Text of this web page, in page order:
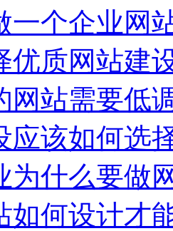
一个企业网
优质网站建
网站需要低
应该如何选
为什么要做
如何设计才